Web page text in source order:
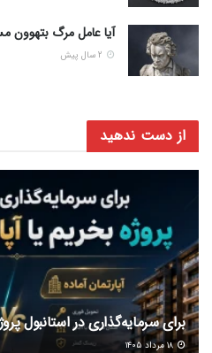
آیا عامل مرگ بتهوون
از دست ندهید
برای سرمایه‌گذاری در استانبول
۱۸ مرداد ۱۴۰۵